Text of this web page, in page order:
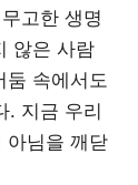
고한 생명
않은 사람
둠 속에서도
. 지금 우리
아님을 깨닫